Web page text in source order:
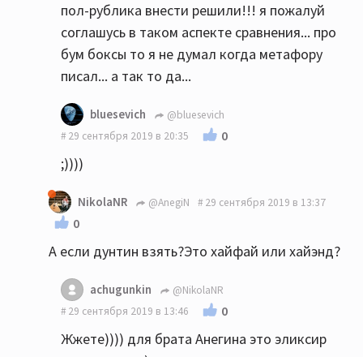
пол-рублика внести решили!!! я пожалуй
соглашусь в таком аспекте сравнения... про
бум боксы то я не думал когда метафору
писал... а так то да...
bluesevich
@bluesevich
29 сентября 2019 в 20:35
0
;))))
NikolaNR @AnegiN 29 сентября 2019 в 13:37
0
А если дунтин взять?Это хайфай или хайэнд?
achugunkin
@NikolaNR
29 сентября 2019 в 13:46
0
Жжете)))) для брата Анегина это эликсир